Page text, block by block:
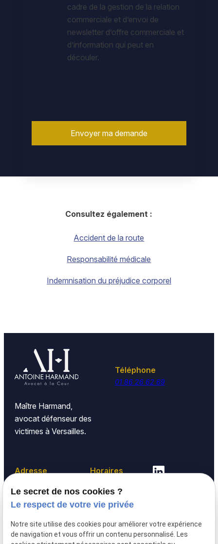
cadre de la gestion de la relation
commerciale et d’envoi de
newsletter d’offre commerciale et
d’information qui peut en
découler.
Consultez également :
Accident de la route
Responsabilité médicale
Indemnisation du préjudice corporel
Maître Harmand,
avocat défenseur des
victimes à Versailles.
Téléphone
01 86 26 62 69
Adresse
78000 VERSAILLES
Horaires
Lundi -
Vendredi
Avocat préjudice corporel à Lille
Le secret de nos cookies ?
Le respect de votre vie privée
Notre site utilise des cookies pour améliorer votre expérience
de navigation et vous offrir un contenu personnalisé. Les